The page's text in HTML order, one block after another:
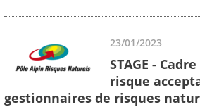
23/01/2023
STAGE -
risque
gestionnaires de risques